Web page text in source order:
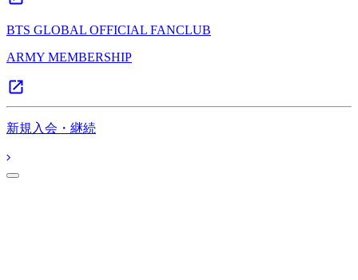
BTS GLOBAL OFFICIAL FANCLUB
ARMY MEMBERSHIP
新規入会・継続